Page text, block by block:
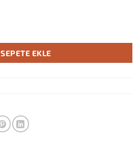
SEPETE EKLE